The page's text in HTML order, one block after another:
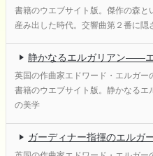
書籍のウエブサイト版。傑作の森
産み出した時代。交響曲第２番に隠
静かなるエルガリアン――
英国の作曲家エドワード・エルガ
書籍のウエブサイト版。静かなる
の美学
ガーディナー指揮のエルガ